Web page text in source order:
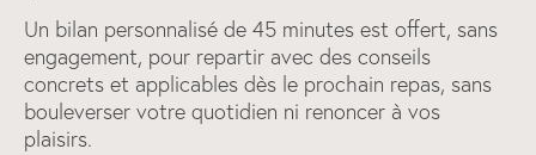
Un bilan personnalisé de 45 minutes est offert, sans
engagement, pour repartir avec des conseils
concrets et applicables dès le prochain repas, sans
bouleverser votre quotidien ni renoncer à vos
plaisirs.